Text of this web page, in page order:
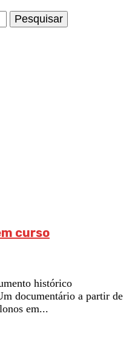
curso
histórico
documentário a partir de
em...